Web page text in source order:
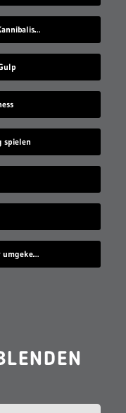
Die Geschichte des menschlichen Kannibalismus
spielen
Slime Tango ist wie Tauziehen, nur umgekehrt